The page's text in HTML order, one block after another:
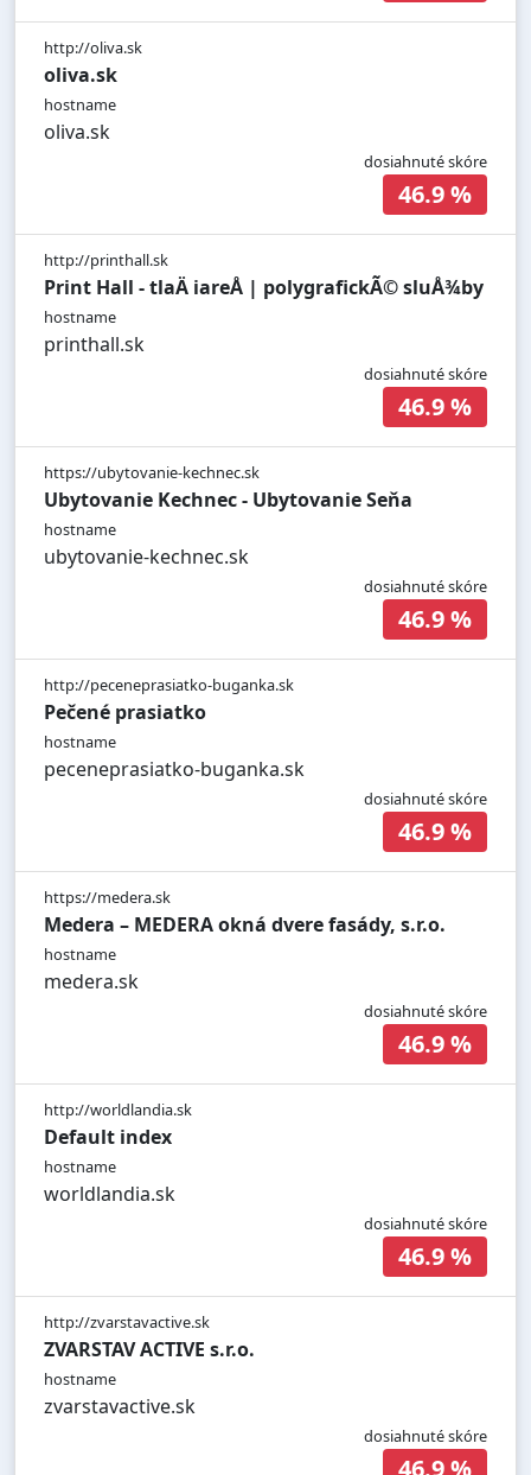
http://oliva.sk
oliva.sk
hostname
oliva.sk
dosiahnuté skóre
46.9 %
http://printhall.sk
Print Hall - tlaÄ iareÅ | polygrafickÃ© sluÅ¾by
hostname
printhall.sk
dosiahnuté skóre
46.9 %
https://ubytovanie-kechnec.sk
Ubytovanie Kechnec - Ubytovanie Seňa
hostname
ubytovanie-kechnec.sk
dosiahnuté skóre
46.9 %
http://peceneprasiatko-buganka.sk
Pečené prasiatko
hostname
peceneprasiatko-buganka.sk
dosiahnuté skóre
46.9 %
https://medera.sk
Medera – MEDERA okná dvere fasády, s.r.o.
hostname
medera.sk
dosiahnuté skóre
46.9 %
http://worldlandia.sk
Default index
hostname
worldlandia.sk
dosiahnuté skóre
46.9 %
http://zvarstavactive.sk
ZVARSTAV ACTIVE s.r.o.
hostname
zvarstavactive.sk
dosiahnuté skóre